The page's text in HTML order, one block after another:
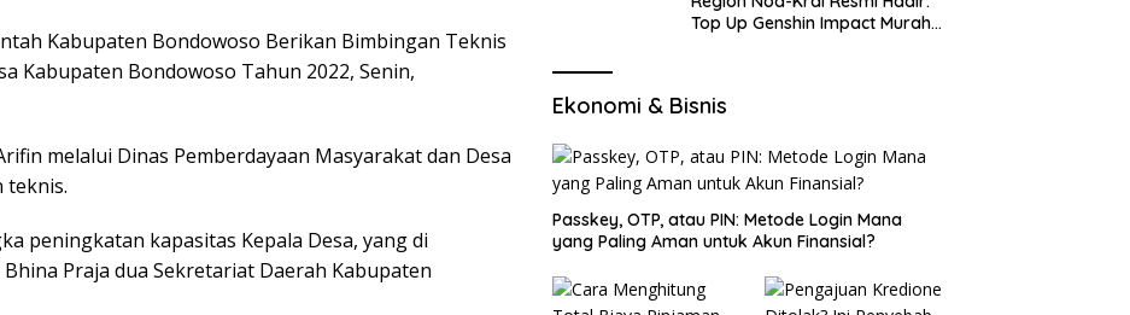
Kabupaten Bondowoso Berikan Bimbingan Teknis
Kabupaten Bondowoso Tahun 2022, Senin,
melalui Dinas Pemberdayaan Masyarakat dan Desa
teknis.
peningkatan kapasitas Kepala Desa, yang di
Praja dua Sekretariat Daerah Kabupaten
Top Up Genshin Impact Murah
Ekonomi & Bisnis
Passkey, OTP, atau PIN: Metode Login Mana
yang Paling Aman untuk Akun Finansial?